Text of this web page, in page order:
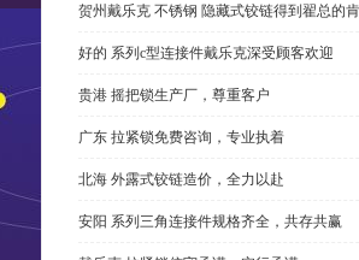
贺州戴乐克 不锈钢 隐藏式铰链得到翟总的
好的 系列c型连接件戴乐克深受顾客欢迎
贵港 摇把锁生产厂，尊重客户
广东 拉紧锁免费咨询，专业执着
北海 外露式铰链造价，全力以赴
安阳 系列三角连接件规格齐全，共存共赢